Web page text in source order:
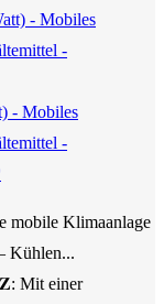
- Mobiles
-
Klimaanlage
Kühlen...
Mit einer